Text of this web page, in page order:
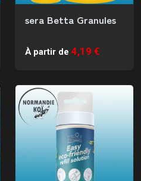
sera Betta Granules
À partir de 4,19 €